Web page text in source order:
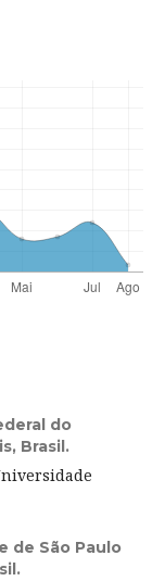
do
Brasil.
de São Paulo